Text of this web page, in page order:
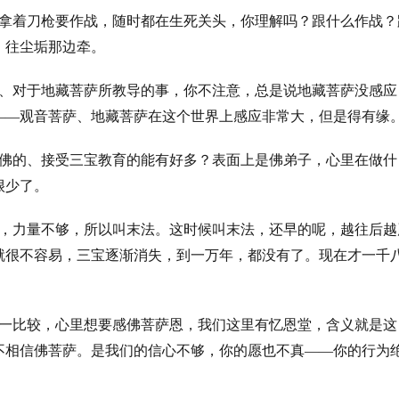
着刀枪要作战，随时都在生死关头，你理解吗？跟什么作战？
尘垢那边牵。
对于地藏菩萨所教导的事，你不注意，总是说地藏菩萨没感应
观音菩萨、地藏菩萨在这个世界上感应非常大，但是得有缘。
的、接受三宝教育的能有好多？表面上是佛弟子，心里在做什
了。
力量不够，所以叫末法。这时候叫末法，还早的呢，越往后
不容易，三宝逐渐消失，到一万年，都没有了。现在才一千
比较，心里想要感佛菩萨恩，我们这里有忆恩堂，含义就是这
信佛菩萨。是我们的信心不够，你的愿也不真——你的行为